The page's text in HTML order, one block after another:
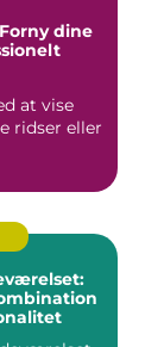
dine
at vise
ridser eller